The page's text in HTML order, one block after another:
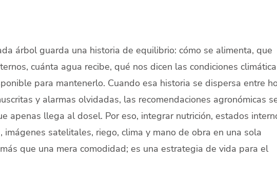
árbol guarda una historia de equilibrio: cómo se alimenta, que
cuánta agua recibe, qué nos dicen las condiciones
para mantenerlo. Cuando esa historia se dispersa entre
y alarmas olvidadas, las recomendaciones agronómicas
apenas llega al dosel. Por eso, integrar nutrición, estados
imágenes satelitales, riego, clima y mano de obra en una sola
que una mera comodidad; es una estrategia de vida para el